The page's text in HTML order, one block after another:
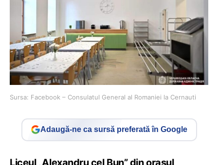
Sursa: Facebook – Consulatul General al Romaniei la Cernauti
Adaugă-ne ca sursă preferată în Google
Liceul „Alexandru cel Bun” din oraşul